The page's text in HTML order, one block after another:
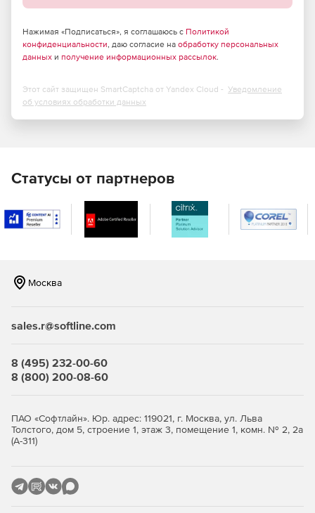
Нажимая «Подписаться», я соглашаюсь с Политикой
конфиденциальности, даю согласие на обработку персональных
данных и получение информационных рассылок.
Этот сайт защищен SmartCaptcha от Yandex Cloud - Уведомление
об условиях обработки данных
Статусы от партнеров
Москва
sales.r@softline.com
8 (495) 232-00-60
8 (800) 200-08-60
ПАО «Софтлайн». Юр. адрес: 119021, г. Москва, ул. Льва
Толстого, дом 5, строение 1, этаж 3, помещение 1, комн. № 2, 2а
(А-311)